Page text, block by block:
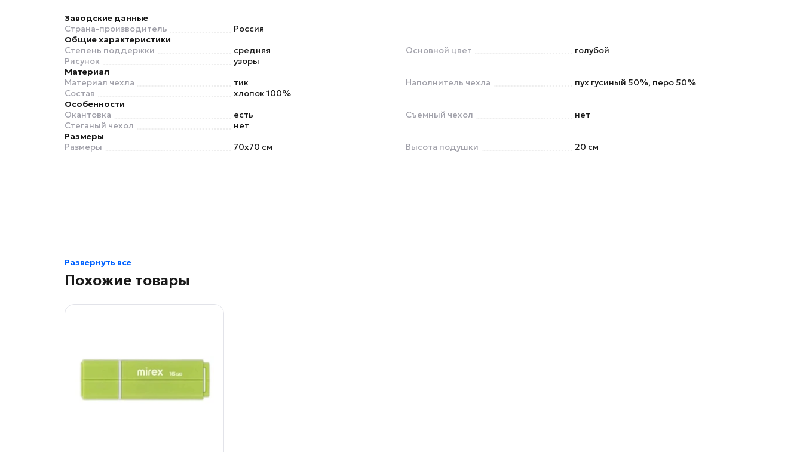
Заводские данные
Страна-производитель
Россия
Общие характеристики
Степень поддержки
средняя
Рисунок
узоры
Основной цвет
голубой
Материал
Материал чехла
тик
Состав
хлопок 100%
Наполнитель чехла
пух гусиный 50%, перо 50%
Особенности
Окантовка
есть
Стеганый чехол
нет
Съемный чехол
нет
Размеры
Размеры
70x70 см Высота подушки 20 см
Развернуть все
Похожие товары